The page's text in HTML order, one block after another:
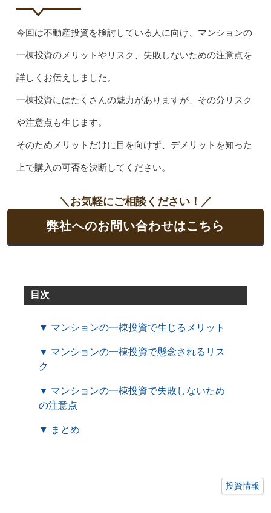
今回は不動産投資を検討している人に向け、マンションの
一棟投資のメリットやリスク、失敗しないための注意点を
詳しくお伝えしました。
一棟投資にはたくさんの魅力がありますが、その分リスク
や注意点も生じます。
そのためメリットだけに目を向けず、デメリットを知った
上で購入の可否を決断してください。
＼お気軽にご相談ください！／
弊社へのお問い合わせはこちら
目次
▼ マンションの一棟投資で生じるメリット
▼ マンションの一棟投資で懸念されるリス
ク
▼ マンションの一棟投資で失敗しないため
の注意点
▼ まとめ
投資情報